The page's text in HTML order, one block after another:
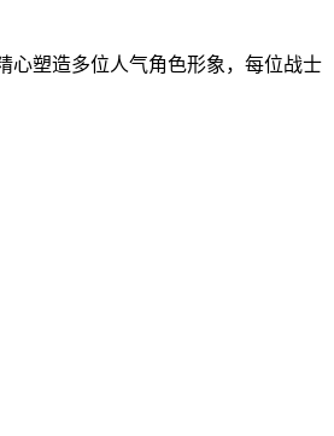
心塑造多位人气角色形象，每位战士